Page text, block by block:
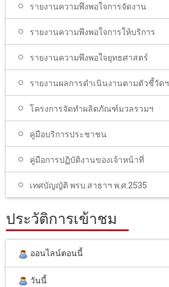
รายงานความพึงพอใจการจัดงาน
รายงานความพึงพอใจการให้บริการ
รายงานความพึงพอใจยุทธศาสตร์
รายงานผลการดำเนินงานตามตัวชี้วัดฯ
โครงการจัดทำผลิตภัณฑ์มวลรวมฯ
คู่มือบริการประชาชน
คู่มือการปฏิบัติงานของเจ้าหน้าที่
เทศบัญญัติ พรบ.สาธาฯ พ.ศ.2535
ประวัติการเข้าชม
ออนไลน์ตอนนี้
วันนี้